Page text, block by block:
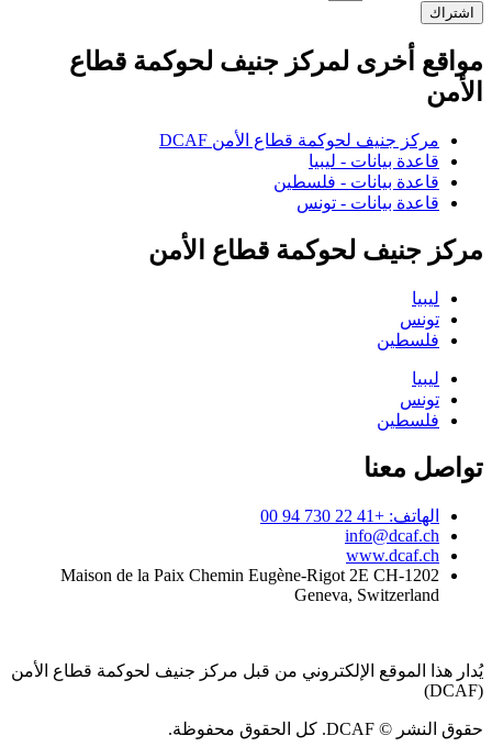
اشتراك
مواقع أخرى لمركز جنيف لحوكمة قطاع
الأمن
مركز جنيف لحوكمة قطاع الأمن DCAF
قاعدة بيانات - ليبيا
قاعدة بيانات - فلسطين
قاعدة بيانات - تونس
مركز جنيف لحوكمة قطاع الأمن
ليبيا
تونس
فلسطين
ليبيا
تونس
فلسطين
تواصل معنا
الهاتف: +41 22 730 94 00
info@dcaf.ch
www.dcaf.ch
Maison de la Paix Chemin Eugène-Rigot 2E CH-1202
Geneva, Switzerland
يُدار هذا الموقع الإلكتروني من قبل مركز جنيف لحوكمة قطاع الأمن
(DCAF)
حقوق النشر © DCAF. كل الحقوق محفوظة.